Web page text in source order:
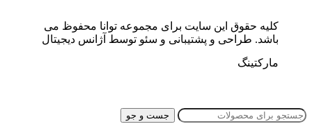
کلیه حقوق این سایت برای مجموعه توانا محفوظ می
باشد. طراحی و پشتیبانی و سئو توسط آژانس دیجیتال
مارکتینگ
جست و جو